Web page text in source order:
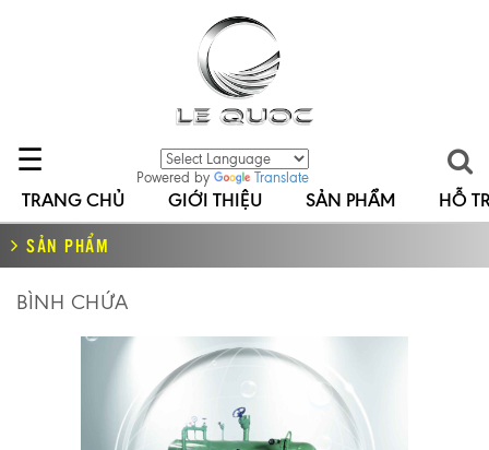
☰ Powered by Translate
TRANG CHỦ GIỚI THIỆU SẢN PHẨM HỖ
SẢN PHẨM
BÌNH CHỨA